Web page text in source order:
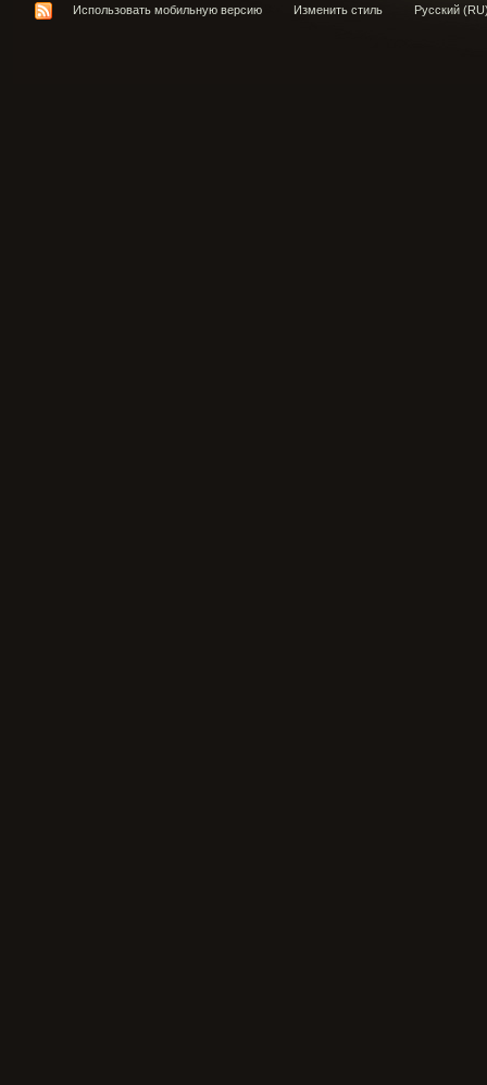
Использовать мобильную версию Изменить стиль Русский